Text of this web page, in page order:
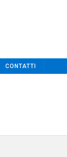
CONTATTI